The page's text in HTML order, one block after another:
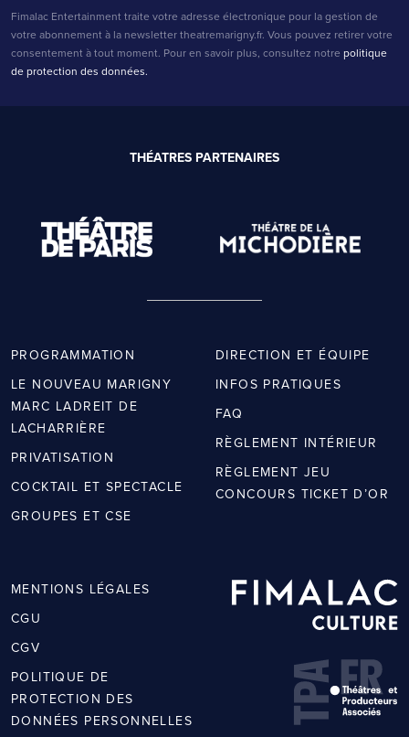
Fimalac Entertainment traite votre adresse électronique pour la gestion de
votre abonnement à la newsletter theatremarigny.fr. Vous pouvez retirer votre
consentement à tout moment. Pour en savoir plus, consultez notre politique
de protection des données.
THÉATRES PARTENAIRES
PROGRAMMATION
LE NOUVEAU MARIGNY
MARC LADREIT DE
LACHARRIÈRE
PRIVATISATION
COCKTAIL ET SPECTACLE
GROUPES ET CSE
DIRECTION ET ÉQUIPE
INFOS PRATIQUES
FAQ
RÈGLEMENT INTÉRIEUR
RÈGLEMENT JEU
CONCOURS TICKET D’OR
MENTIONS LÉGALES
CGU
CGV
POLITIQUE DE
PROTECTION DES
DONNÉES PERSONNELLES